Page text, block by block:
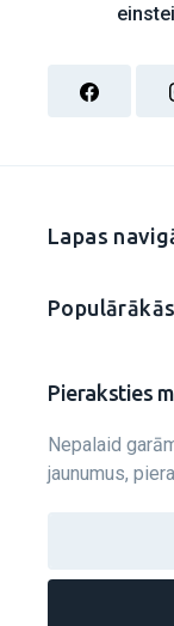
Lapas
Pieraksties
Nepalaid
jaunumus,